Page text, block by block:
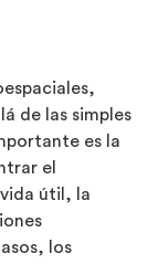
de las simples
es la
el
útil, la
los